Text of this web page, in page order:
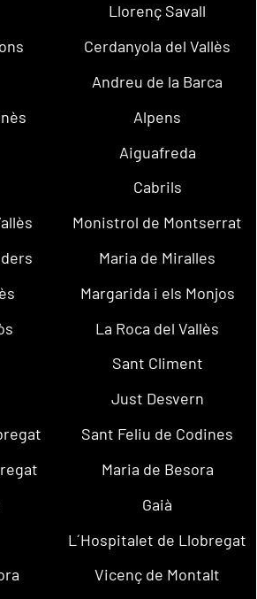
Llorenç Savall
Cerdanyola del Vallès
Andreu de la Barca
Alpens
Aiguafreda
Cabrils
Monistrol de Montserrat
Maria de Miralles
Margarida i els Monjos
La Roca del Vallès
Sant Climent
Just Desvern
Sant Feliu de Codines
Maria de Besora
Gaià
L´Hospitalet de Llobregat
Vicenç de Montalt